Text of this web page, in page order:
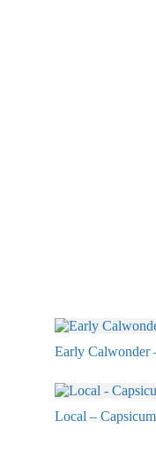
Early Calwonder
Local –